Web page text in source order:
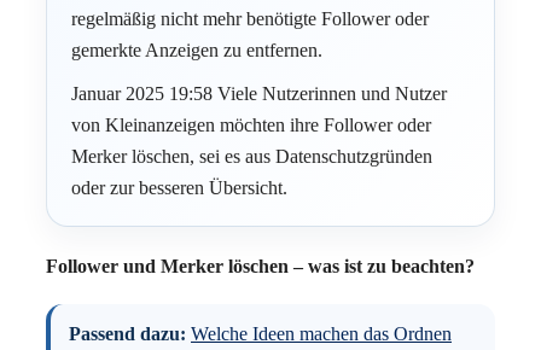
regelmäßig nicht mehr benötigte Follower oder
gemerkte Anzeigen zu entfernen.
Januar 2025 19:58 Viele Nutzerinnen und Nutzer
von Kleinanzeigen möchten ihre Follower oder
Merker löschen, sei es aus Datenschutzgründen
oder zur besseren Übersicht.
Follower und Merker löschen – was ist zu beachten?
Passend dazu: Welche Ideen machen das Ordnen